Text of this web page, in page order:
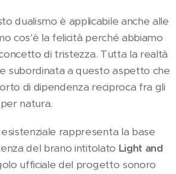
dualismo è applicabile anche alle
cos'è la felicità perché abbiamo
di tristezza. Tutta la realtà
subordinata a questo aspetto che
di dipendenza reciproca fra gli
natura.
rappresenta la base
del brano intitolato Light and
ufficiale del progetto sonoro